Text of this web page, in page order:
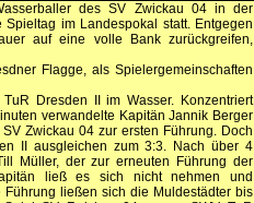
des SV Zwickau 04 in der
im Landespokal statt. Entgegen
auf eine volle Bank zurückgreifen,
Flagge, als Spielergemeinschaften
Dresden II im Wasser. Konzentriert
verwandelte Kapitän Jannik Berger
Zwickau 04 zur ersten Führung. Doch
II ausgleichen zum 3:3. Nach über 4
Müller, der zur erneuten Führung der
ließ es sich nicht nehmen und
ließen sich die Muldestädter bis